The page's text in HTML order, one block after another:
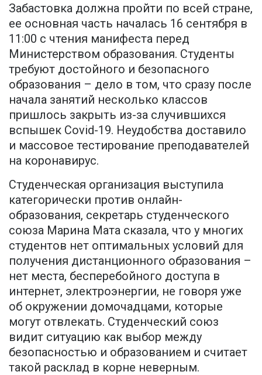
Забастовка должна пройти по всей стране,
ее основная часть началась 16 сентября в
11:00 с чтения манифеста перед
Министерством образования. Студенты
требуют достойного и безопасного
образования – дело в том, что сразу после
начала занятий несколько классов
пришлось закрыть из-за случившихся
вспышек Covid-19. Неудобства доставило
и массовое тестирование преподавателей
на коронавирус.
Студенческая организация выступила
категорически против онлайн-
образования, секретарь студенческого
союза Марина Мата сказала, что у многих
студентов нет оптимальных условий для
получения дистанционного образования –
нет места, бесперебойного доступа в
интернет, электроэнергии, не говоря уже
об окружении домочадцами, которые
могут отвлекать. Студенческий союз
видит ситуацию как выбор между
безопасностью и образованием и считает
такой расклад в корне неверным.